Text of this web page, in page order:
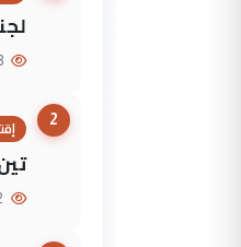
لجنة
2